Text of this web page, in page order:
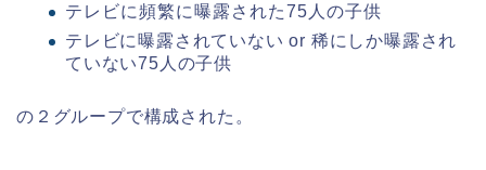
テレビに頻繁に曝露された75人の子供
テレビに曝露されていない or 稀にしか曝露され
ていない75人の子供
の２グループで構成された。